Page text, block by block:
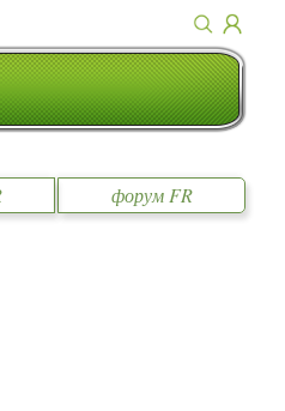
форум FR